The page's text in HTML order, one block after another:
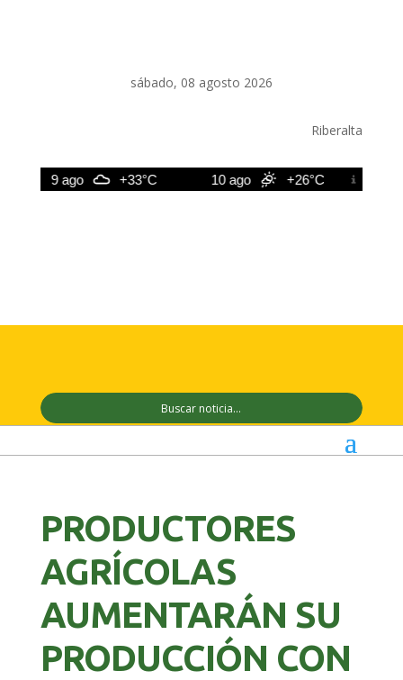
sábado, 08 agosto 2026
Riberalta
9 ago +33°C 10 ago +26°C
PRODUCTORES
AGRÍCOLAS
AUMENTARÁN SU
PRODUCCIÓN CON